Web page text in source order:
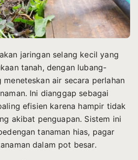
jaringan selang kecil yang
tanah, dengan lubang-
air secara perlahan
Ini dianggap sebagai
efisien karena hampir tidak
akibat penguapan. Sistem ini
tanaman hias, pagar
dalam pot besar.